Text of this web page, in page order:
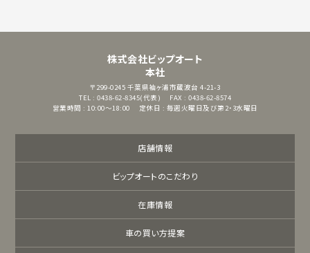
株式会社ビップオート
本社
〒299-0245 千葉県袖ヶ浦市蔵波台 4-21-3
TEL : 0438-62-8345(代表)
FAX : 0438-62-8574
営業時間 : 10:00～18:00
定休日 : 毎週火曜日及び第2・3水曜日
店舗情報
ビップオートのこだわり
在庫情報
車の買い方提案